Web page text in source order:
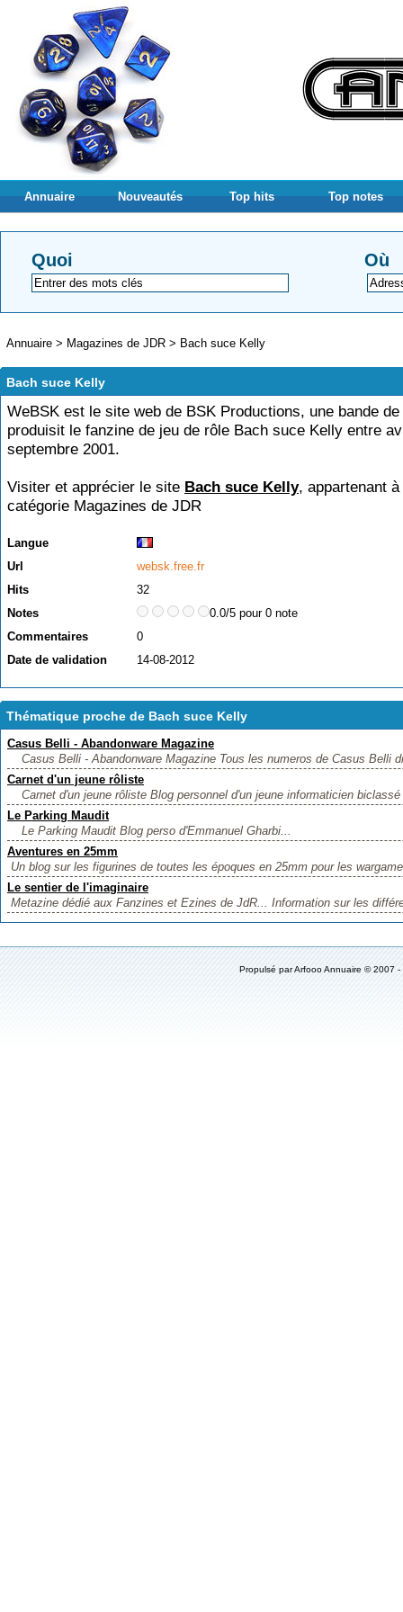
Annuaire Nouveautés Top hits Top notes
Quoi Où
Annuaire > Magazines de JDR > Bach suce Kelly
Bach suce Kelly
WeBSK est le site web de BSK Productions, une bande
produisit le fanzine de jeu de rôle Bach suce Kelly entre
septembre 2001.
Visiter et apprécier le site Bach suce Kelly, appartenant à
catégorie Magazines de JDR
Langue
Url
websk.free.fr
Hits
32
Notes
0.0/5 pour 0 note
Commentaires
0
Date de validation
14-08-2012
Thématique proche de Bach suce Kelly
Casus Belli - Abandonware Magazine
Casus Belli - Abandonware Magazine Tous les numeros de Casus Belli
Carnet d'un jeune rôliste
Carnet d'un jeune rôliste Blog personnel d'un jeune informaticien
Le Parking Maudit
Le Parking Maudit Blog perso d'Emmanuel Gharbi...
Aventures en 25mm
Un blog sur les figurines de toutes les époques en 25mm pour les
Le sentier de l'imaginaire
Metazine dédié aux Fanzines et Ezines de JdR... Information sur les
Propulsé parArfooo Annuaire © 2007